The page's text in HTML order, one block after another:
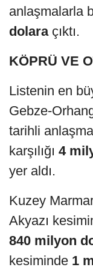
anlaşmalarla
dolaraçıktı.
KÖPRÜ VE
Listenin en
Gebze-
tarihli
karşılığı 4
yer aldı.
Kuzey
Akyazı
840 milyon
kesiminde 1